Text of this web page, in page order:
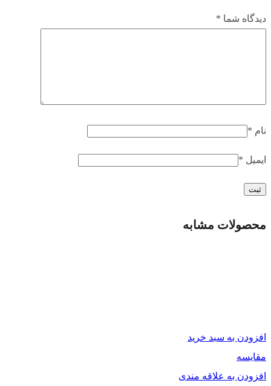
پورت های بکار رفته در این کامپیوتر آل این وان شامل 2 پورت
کامپیوترهای آل این وان MSI در سطح بالایی از کیفیت و عملکرد
.برای تمامی کارها مورد استفاده , قابل اعتماد و درجه یک میباشند.
این محصول بی نظیر ام اس ای صفحه نمایشی تاچ دارد و به همراه
موس و کیبورد سیم دار به مشتریان گرامی عرضه میشود.
دیدگاه شما *
نام *
ایمیل *
محصولات مشابه
افزودن به سبد خرید
مقایسه
افزودن به علاقه مندی